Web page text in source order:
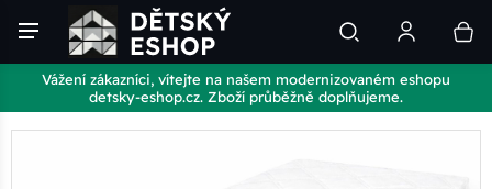
Vážení zákazníci, vítejte na našem modernizovaném eshopu
detsky-eshop.cz. Zboží průběžně doplňujeme.